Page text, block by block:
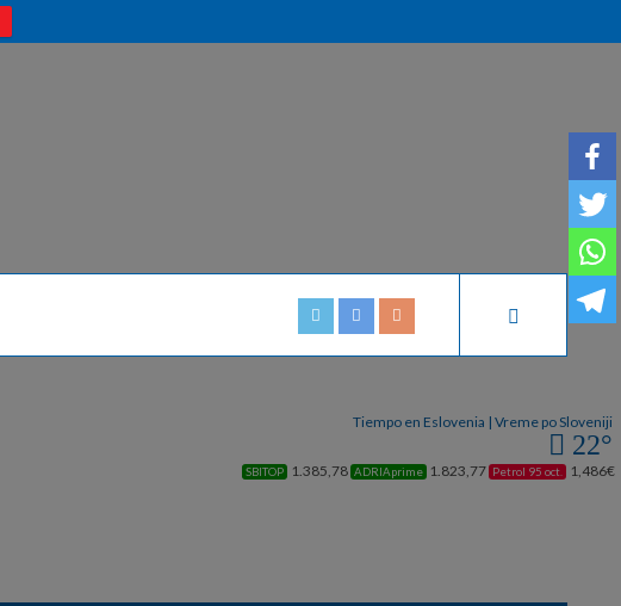
Tiempo en Eslovenia | Vreme po Sloveniji
22°
SBITOP 1.385,78 ADRIAprime 1.823,77 Petrol 95 oct. 1,486€